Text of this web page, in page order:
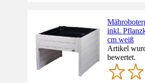
inkl.
cm weiß
Artikel
bewertet.